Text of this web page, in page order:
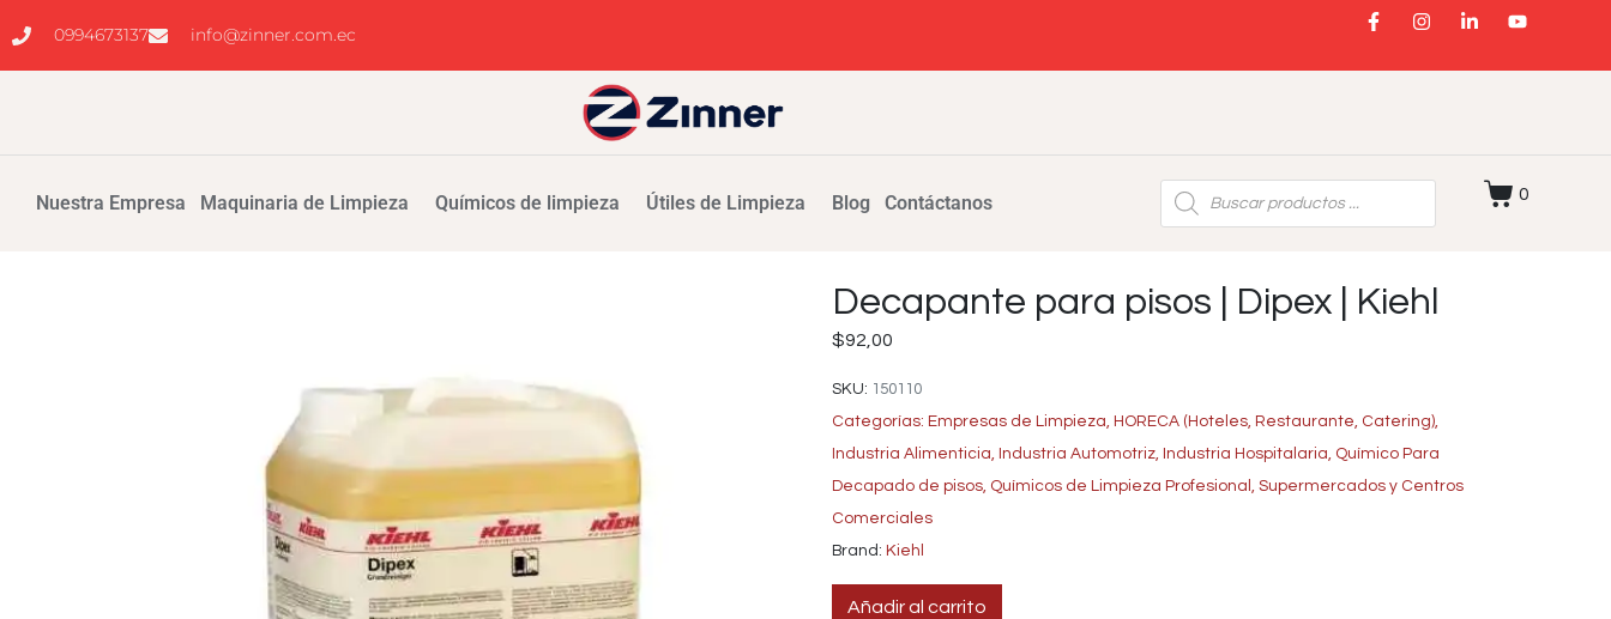
0994673137 info@zinner.com.ec
Nuestra Empresa Maquinaria de Limpieza Químicos de limpieza Útiles de Limpieza Blog Contáctanos 0
Decapante para pisos | Dipex | Kiehl
$92,00
SKU: 150110
Categorías: Empresas de Limpieza, HORECA (Hoteles, Restaurante, Catering),
Industria Alimenticia, Industria Automotriz, Industria Hospitalaria, Químico Para
Decapado de pisos, Químicos de Limpieza Profesional , Supermercados y Centros
Comerciales
Brand: Kiehl
Añadir al carrito